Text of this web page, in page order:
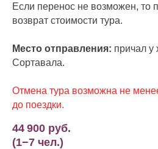
Если перенос не возможен, то
возврат стоимости тура.
Место отправления: причал у
Сортавала.
Отмена тура возможна не
до поездки.
44 900 руб.
(1−7 чел.)